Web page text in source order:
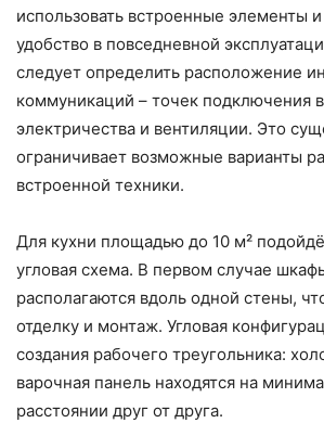
использовать встроенные элементы
удобство в повседневной
следует определить расположение
коммуникаций – точек подключения
электричества и вентиляции. Это
ограничивает возможные варианты
встроенной техники.
Для кухни площадью до 10 м²
угловая схема. В первом случае
располагаются вдоль одной стены,
отделку и монтаж. Угловая
создания рабочего треугольника:
варочная панель находятся на
расстоянии друг от друга.